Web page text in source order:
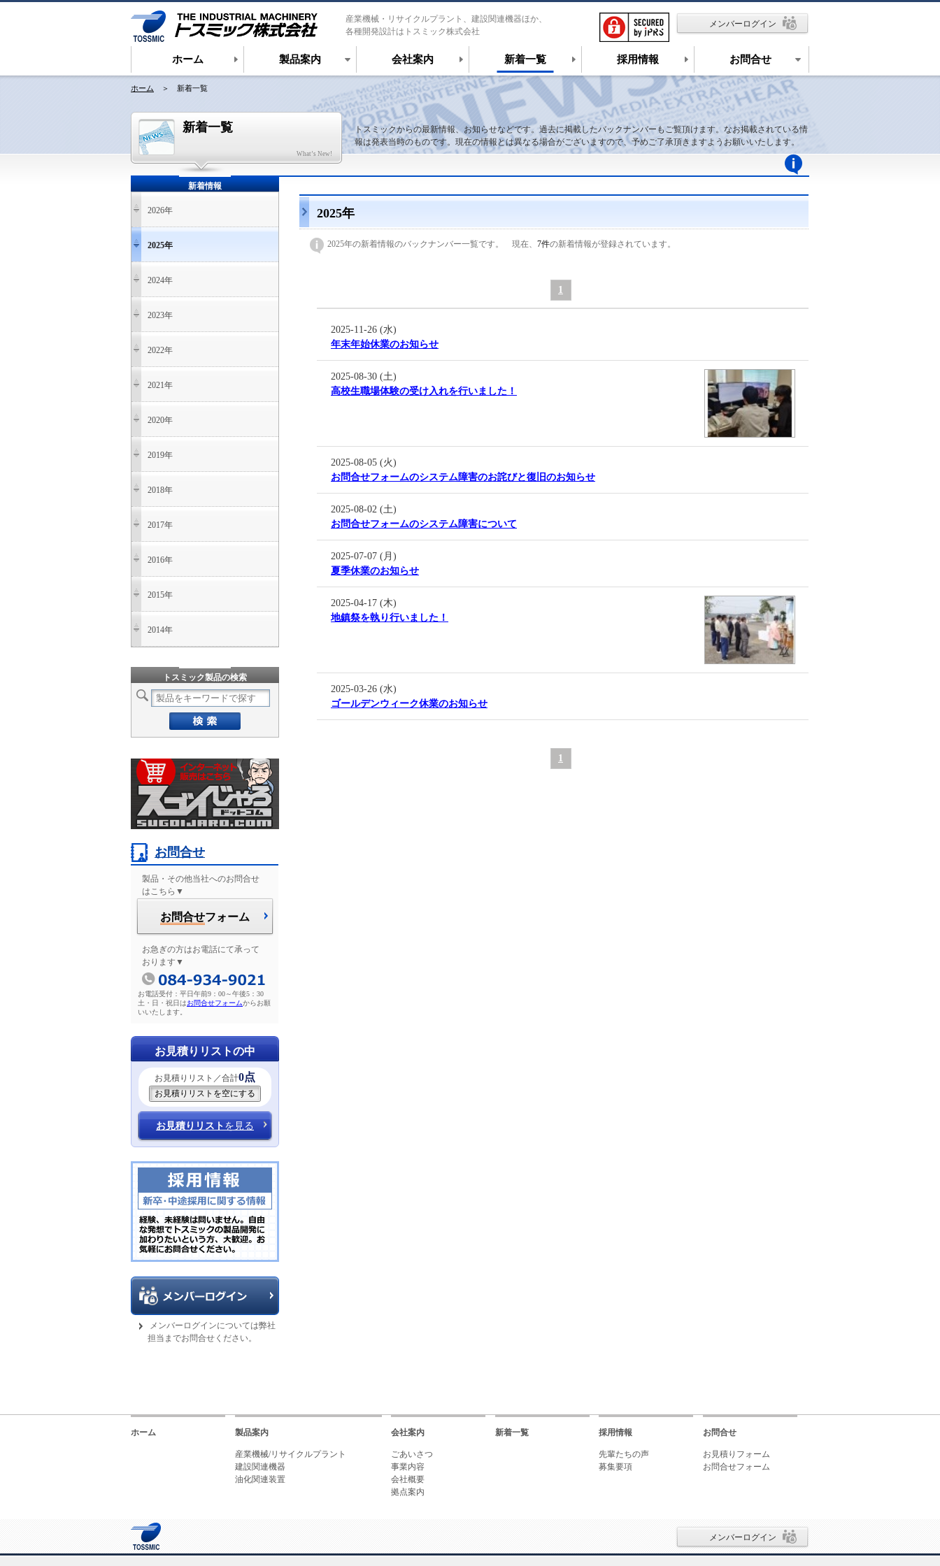
産業機械・リサイクルプラント、建設関連機器ほか、
各種開発設計はトスミック株式会社
ホーム 製品案内 会社案内 新着一覧 採用情報 お問合せ
メンバーログイン
ホーム ＞ 新着一覧
新着一覧
What’s New!
トスミックからの最新情報、お知らせなどです。過去に掲載したバックナンバーもご覧頂けます。なお掲載されている情
報は発表当時のものです。現在の情報とは異なる場合がございますので、予めご了承頂きますようお願いいたします。
2025年
2025年の新着情報のバックナンバー一覧です。 現在、 7件の新着情報が登録されています。
1
2025-11-26 (水)
年末年始休業のお知らせ
2025-08-30 (土)
高校生職場体験の受け入れを行いました！
2025-08-05 (火)
お問合せフォームのシステム障害のお詫びと復旧のお知らせ
2025-08-02 (土)
お問合せフォームのシステム障害について
2025-07-07 (月)
夏季休業のお知らせ
2025-04-17 (木)
地鎮祭を執り行いました！
2025-03-26 (水)
ゴールデンウィーク休業のお知らせ
1
新着情報
2026年
2025年
2024年
2023年
2022年
2021年
2020年
2019年
2018年
2017年
2016年
2015年
2014年
トスミック製品の検索
お問合せ
製品・その他当社へのお問合せ
はこちら▼
お問合せフォーム
お急ぎの方はお電話にて承って
おります▼
お電話受付：平日午前9：00～午後5：30
土・日・祝日はお問合せフォームからお願
いいたします。
お見積りリストの中
お見積りリスト／合計0点
お見積りリスト を見る
メンバーログインについては弊社
担当までお問合せください。
ホーム 製品案内
産業機械/リサイクルプラント
建設関連機器
油化関連装置
会社案内
ごあいさつ
事業内容
会社概要
拠点案内
新着一覧 採用情報
先輩たちの声
募集要項
お問合せ
お見積りフォーム
お問合せフォーム
メンバーログイン